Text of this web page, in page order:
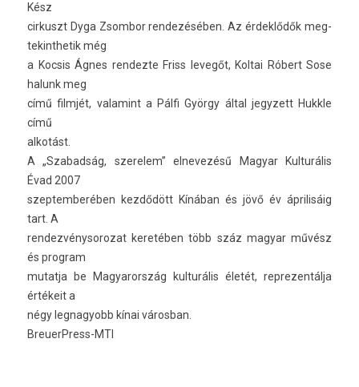
Kész
cir­kuszt Dyga Zsom­bor re­ndezéséb­en. Az érdeklődők meg­
tekinthetik még
a Koc­sis Ágnes re­ndez­te Friss levegőt, Kol­tai Róbert Sose
halunk meg
című filmjét, valamint a Pálfi György által jegyzett Hukkle
című
alkotást.
A „Szabad­ság, szerelem” el­nevezésű Magyar Kul­turális
Évad 2007
szep­temberéb­en kezdődött Kínában és jövő év áprilisáig
tart. A
re­ndez­vénysorozat keretében több száz magyar művész
és pro­gram
mutat­ja be Magyarország kul­turális életét, re­prezen­tálja
értékeit a
négy leg­nagyobb kínai város­ban.
BreuerPress-MTI